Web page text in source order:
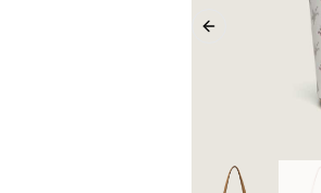
Previous slide